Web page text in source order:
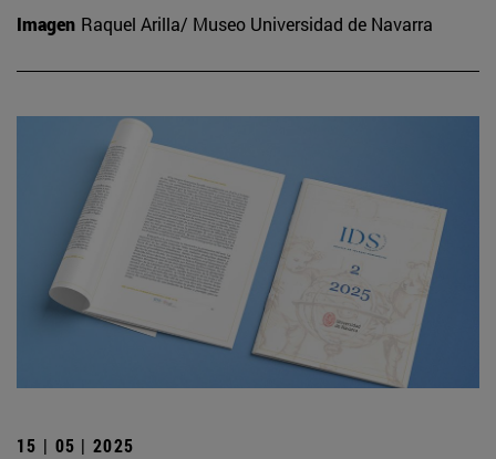
Imagen Raquel Arilla/ Museo Universidad de Navarra
15 | 05 | 2025